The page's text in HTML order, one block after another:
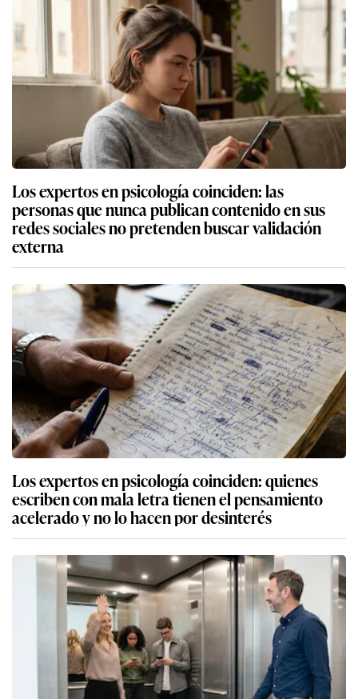
Los expertos en psicología coinciden: las
personas que nunca publican contenido en sus
redes sociales no pretenden buscar validación
externa
Los expertos en psicología coinciden: quienes
escriben con mala letra tienen el pensamiento
acelerado y no lo hacen por desinterés